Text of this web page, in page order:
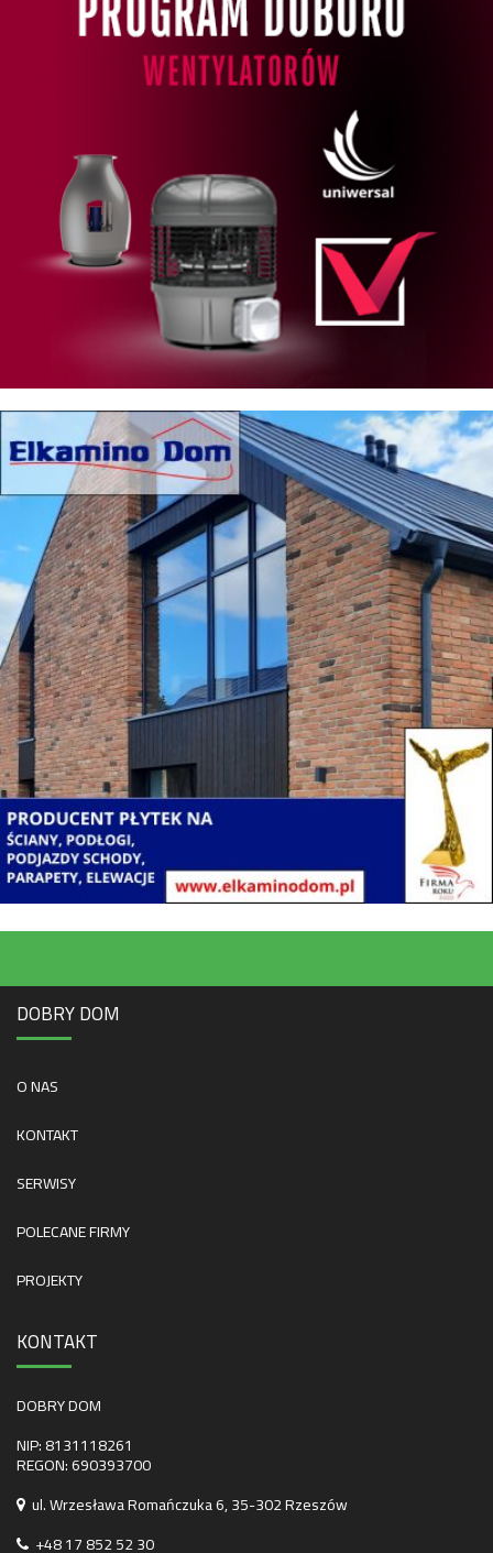
DOBRY DOM
O NAS
KONTAKT
SERWISY
POLECANE FIRMY
PROJEKTY
KONTAKT
DOBRY DOM
NIP: 8131118261
REGON: 690393700
ul. Wrzesława Romańczuka 6, 35-302 Rzeszów
+48 17 852 52 30